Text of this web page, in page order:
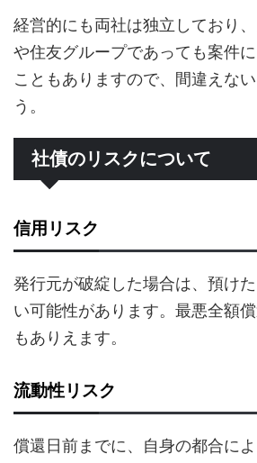
経営的にも両社は独立しており
や住友グループであっても案件
こともありますので、間違えな
う。
社債のリスクについて
信用リスク
発行元が破綻した場合は、預け
い可能性があります。最悪全額
もありえます。
流動性リスク
償還日前までに、自身の都合に